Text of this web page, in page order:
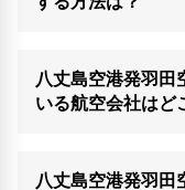
八丈島空港発羽田
いる航空会社はど
八丈島空港発羽田